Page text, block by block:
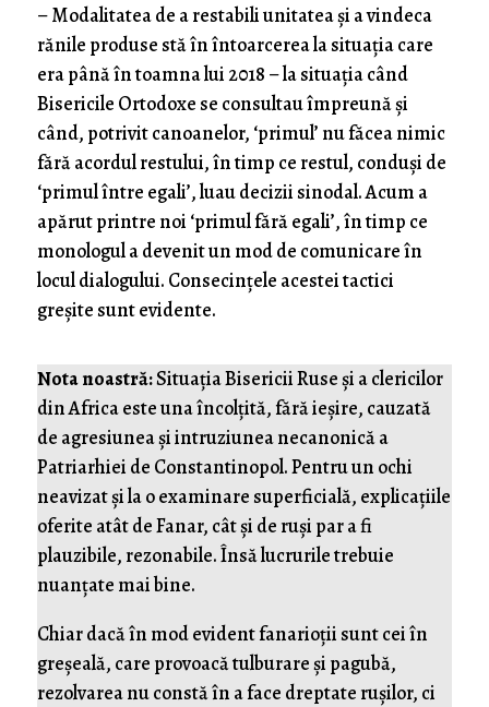
– Modalitatea de a restabili unitatea și a vindeca
rănile produse stă în întoarcerea la situația care
era până în toamna lui 2018 – la situația când
Bisericile Ortodoxe se consultau împreună și
când, potrivit canoanelor, ‘primul’ nu făcea nimic
fără acordul restului, în timp ce restul, conduși de
‘primul între egali’, luau decizii sinodal. Acum a
apărut printre noi ‘primul fără egali’, în timp ce
monologul a devenit un mod de comunicare în
locul dialogului. Consecințele acestei tactici
greșite sunt evidente.
Nota noastră:Situația Bisericii Ruse și a clericilor
din Africa este una încolțită, fără ieșire, cauzată
de agresiunea și intruziunea necanonică a
Patriarhiei de Constantinopol. Pentru un ochi
neavizat și la o examinare superficială, explicațiile
oferite atât de Fanar, cât și de ruși par a fi
plauzibile, rezonabile. Însă lucrurile trebuie
nuanțate mai bine.
Chiar dacă în mod evident fanarioții sunt cei în
greșeală, care provoacă tulburare și pagubă,
rezolvarea nu constă în a face dreptate rușilor, ci